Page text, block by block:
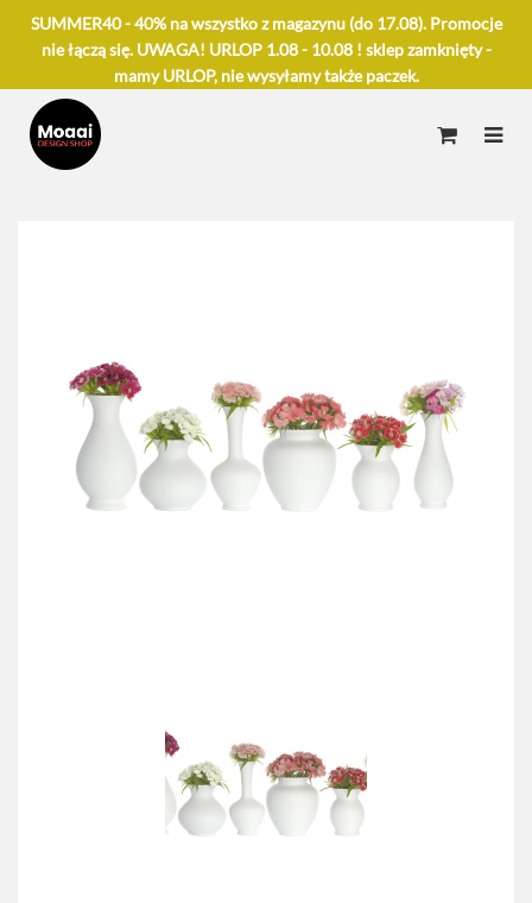
SUMMER40 - 40% na wszystko z magazynu (do 17.08). Promocje
nie łączą się. UWAGA! URLOP 1.08 - 10.08 ! sklep zamknięty -
mamy URLOP, nie wysyłamy także paczek.